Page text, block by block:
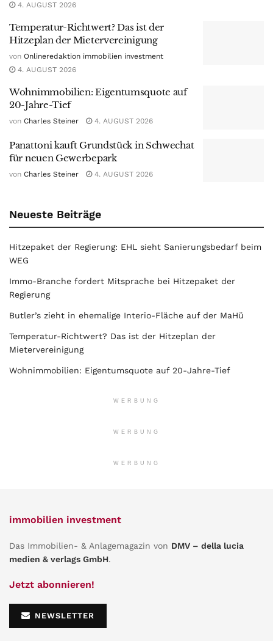
4. AUGUST 2026
Temperatur-Richtwert? Das ist der
Hitzeplan der Mietervereinigung
von Onlineredaktion immobilien investment
4. AUGUST 2026
Wohnimmobilien: Eigentumsquote auf
20-Jahre-Tief
von Charles Steiner 4. AUGUST 2026
Panattoni kauft Grundstück in Schwechat
für neuen Gewerbepark
von Charles Steiner 4. AUGUST 2026
Neueste Beiträge
Hitzepaket der Regierung: EHL sieht Sanierungsbedarf beim
WEG
Immo-Branche fordert Mitsprache bei Hitzepaket der
Regierung
Butler’s zieht in ehemalige Interio-Fläche auf der MaHü
Temperatur-Richtwert? Das ist der Hitzeplan der
Mietervereinigung
Wohnimmobilien: Eigentumsquote auf 20-Jahre-Tief
WERBUNG
WERBUNG
WERBUNG
immobilien investment
Das Immobilien- & Anlagemagazin von DMV – della lucia
medien & verlags GmbH.
Jetzt abonnieren!
NEWSLETTER